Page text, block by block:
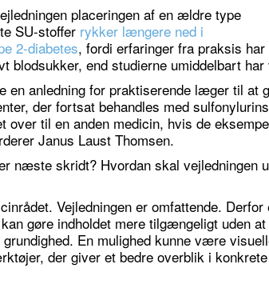
placeringen af en ældre type
SU-stoffer rykker længere ned i
2-diabetes, fordi erfaringer fra praksis
blodsukker, end studierne umiddelbart
en anledning for praktiserende læger til at
der fortsat behandles med
over til en anden medicin, hvis de
Janus Laust Thomsen.
næste skridt? Hvordan skal vejledningen
Vejledningen er omfattende. Derfor
gøre indholdet mere tilgængeligt uden
En mulighed kunne være
der giver et bedre overblik i konkrete